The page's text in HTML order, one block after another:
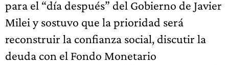
para el “día después” del Gobierno de Javier
Milei y sostuvo que la prioridad será
reconstruir la confianza social, discutir la
deuda con el Fondo Monetario